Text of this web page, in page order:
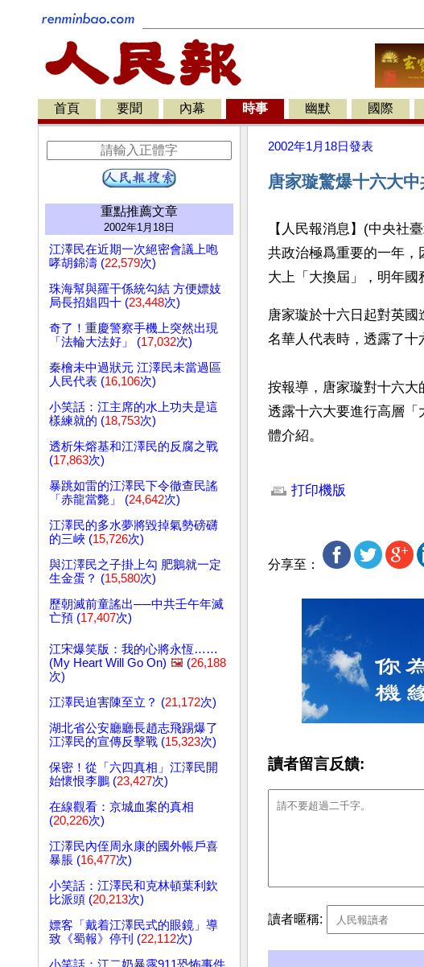
首頁 要聞 內幕 時事 幽默 國際
重點推薦文章
2002年1月18日
江澤民在近期一次絕密會議上咆
哮胡錦濤 (22,579次)
珠海幫與羅干係統勾結 方便嫖妓
局長招娼四十 (23,448次)
奇了！重慶警察手機上突然出現
「法輪大法好」 (17,032次)
秦檜未中過狀元 江澤民未當過區
人民代表 (16,106次)
小笑話：江主席的水上功夫是這
樣練就的 (18,753次)
透析朱熔基和江澤民的反腐之戰
(17,863次)
暴跳如雷的江澤民下令徹查民謠
「赤龍當斃」 (24,642次)
江澤民的多水夢將毀掉氣勢磅礴
的三峽 (15,726次)
與江澤民之子掛上勾 肥鵝就一定
生金蛋？ (15,580次)
歷朝滅前童謠出──中共壬午年滅
亡預 (17,407次)
江宋爆笑版：我的心將永恆……
(My Heart Will Go On) 🖼️ (26,188
次)
江澤民迫害陳至立？ (21,172次)
湖北省公安廳廳長趙志飛踢爆了
江澤民的宣傳反擊戰 (15,323次)
保密！從「六四真相」江澤民開
始懷恨李鵬 (23,427次)
在線觀看：京城血案的真相
(20,226次)
江澤民內侄周永康的國外帳戶喜
暴脹 (16,477次)
小笑話：江澤民和克林頓葉利欽
比派頭 (20,213次)
嫖客「戴着江澤民式的眼鏡」導
致《蜀報》停刊 (22,112次)
2002年1月18日發表
唐家璇驚爆十六大中
【人民報消息】(中央社
共政治極爲重要的一年
大上「大換屆」，明年國
唐家璇於十六日起對英
名華人代表時，透露了十
按報導，唐家璇對十六
透露十六大要進行高層
體介紹。
打印機版
分享至：
讀者留言反饋:
讀者暱稱: